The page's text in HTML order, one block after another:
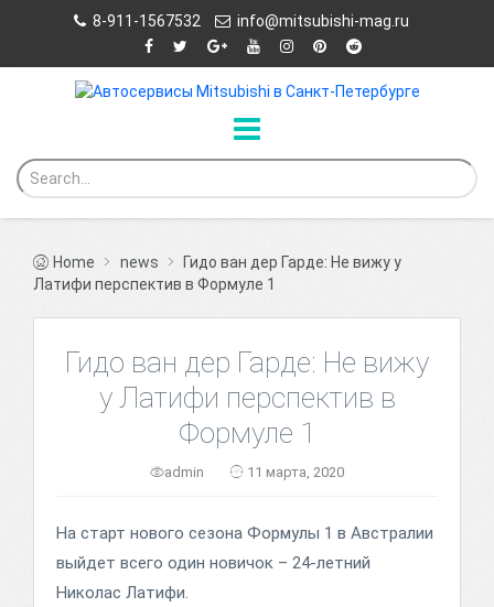
8-911-1567532 info@mitsubishi-mag.ru
Home news
Гидо ван дер Гарде: Не вижу у
Латифи перспектив в Формуле 1
Гидо ван дер Гарде: Не вижу
у Латифи перспектив в
Формуле 1
admin 11 марта, 2020
На старт нового сезона Формулы 1 в Австралии
выйдет всего один новичок – 24-летний
Николас Латифи.